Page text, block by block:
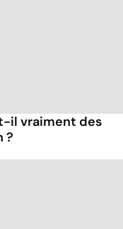
il vraiment des
?